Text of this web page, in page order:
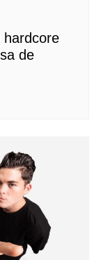
hardcore
de